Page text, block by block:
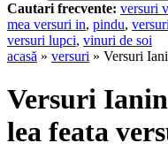
Cautari frecvente: versuri
mea versuri in, pindu,
versuri lupci, vinuri de soi
acasă » versuri » Versuri
Versuri
lea feata